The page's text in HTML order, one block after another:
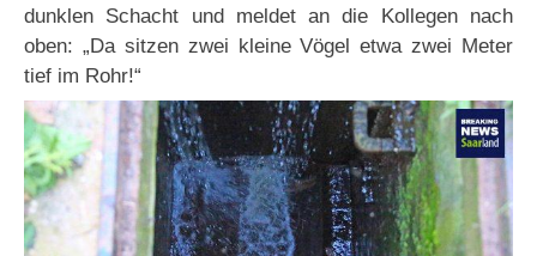
dunklen Schacht und meldet an die Kollegen nach
oben: „Da sitzen zwei kleine Vögel etwa zwei Meter
tief im Rohr!“